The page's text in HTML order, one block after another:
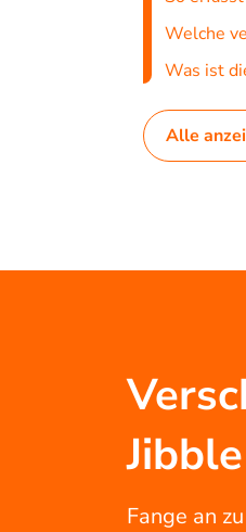
Welche
Was ist
Alle
Fange an